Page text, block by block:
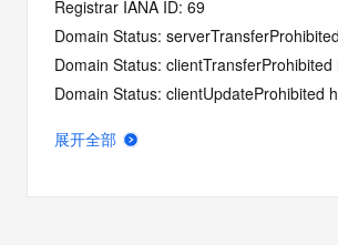
Registrar IANA ID: 69
Domain Status:
Domain Status:
Domain Status: clientUpdateProhibited
Name Server: NS1.HOVER.COM
展开全部